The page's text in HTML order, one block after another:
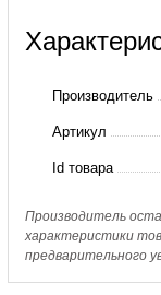
131B0494
302,
4кВт,
10А,
IP20
Производитель
Артикул
Id товара
Производитель
характеристики
предварительного